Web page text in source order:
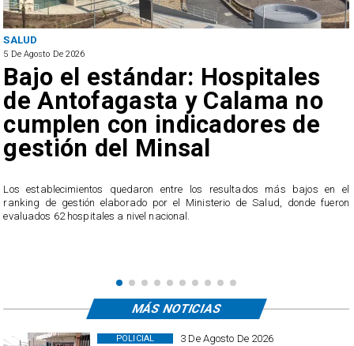
SALUD
5 De Agosto De 2026
Bajo el estándar: Hospitales
de Antofagasta y Calama no
cumplen con indicadores de
gestión del Minsal
Los establecimientos quedaron entre los resultados más bajos en el
ranking de gestión elaborado por el Ministerio de Salud, donde fueron
evaluados 62 hospitales a nivel nacional.
3 De Agosto De 2026
POLICIAL
MÁS NOTICIAS